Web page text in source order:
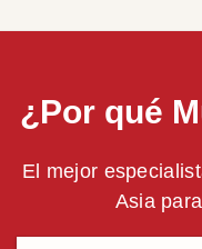
¿Por qué
El mejor
Asia